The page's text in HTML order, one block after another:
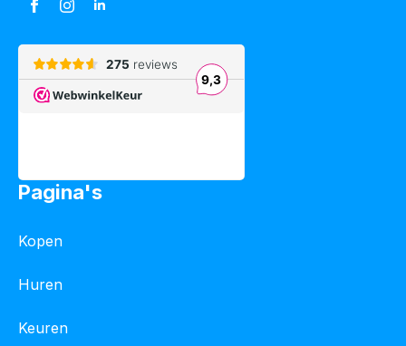
Pagina's
Kopen
Huren
Keuren